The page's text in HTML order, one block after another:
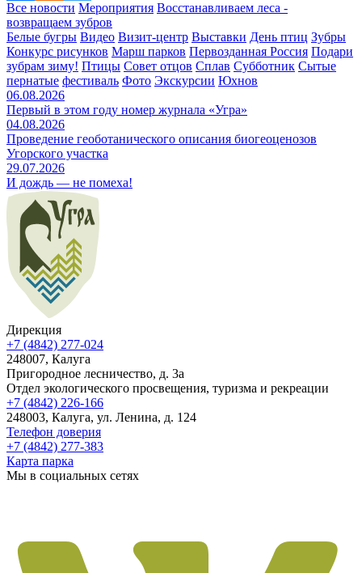
Все новости Мероприятия Восстанавливаем леса -
возвращаем зубров
Белые бугры Видео Визит-центр Выставки День птиц Зубры
Конкурс рисунков Марш парков Первозданная Россия Подари
зубрам зиму! Птицы Совет отцов Сплав Субботник Сытые
пернатые фестиваль Фото Экскурсии Юхнов
06.08.2026
Первый в этом году номер журнала «Угра»
04.08.2026
Проведение геоботанического описания биогеоценозов
Угорского участка
29.07.2026
И дождь — не помеха!
Дирекция
+7 (4842) 277-024
248007, Калуга
Пригородное лесничество, д. 3а
Отдел экологического просвещения, туризма и рекреации
+7 (4842) 226-166
248003, Калуга, ул. Ленина, д. 124
Телефон доверия
+7 (4842) 277-383
Карта парка
Мы в социальных сетях